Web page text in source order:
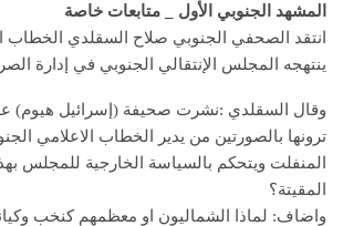
المشهد الجنوبي الأول _ متابعات خاصة
انتقد الصحفي الجنوبي صلاح السقلدي الخطاب
ينتهجه المجلس الإنتقالي الجنوبي في إدارة
وقال السقلدي :نشرت صحيفة (إسرائيل هيوم)
ترونها بالصورتين من يدير الخطاب الاعلامي
المنفلت ويتحكم بالسياسة الخارجية للمجلس
المقيتة؟
واضاف: لماذا الشماليون او معظمهم كنخب